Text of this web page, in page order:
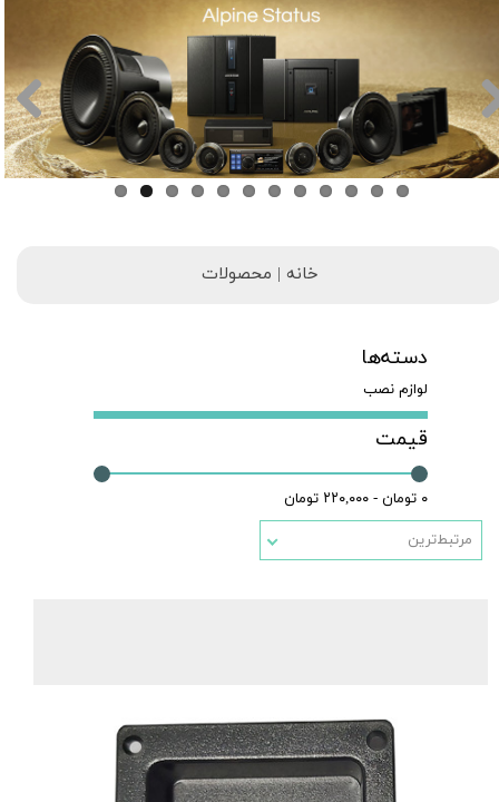
خانه | محصولات
دسته‌ها
لوازم نصب
قیمت
۰ تومان - ۲۲۰,۰۰۰ تومان
مرتبط‌ترین